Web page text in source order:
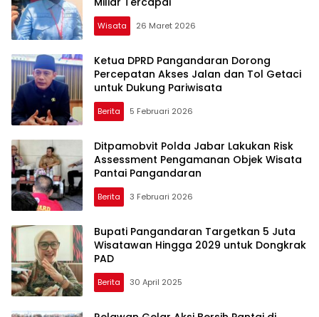
Wisata 26 Maret 2026
Ketua DPRD Pangandaran Dorong
Percepatan Akses Jalan dan Tol Getaci
untuk Dukung Pariwisata
Berita 5 Februari 2026
Ditpamobvit Polda Jabar Lakukan Risk
Assessment Pengamanan Objek Wisata
Pantai Pangandaran
Berita 3 Februari 2026
Bupati Pangandaran Targetkan 5 Juta
Wisatawan Hingga 2029 untuk Dongkrak
PAD
Berita 30 April 2025